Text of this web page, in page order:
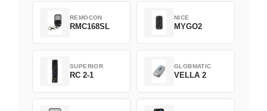
REMOCON
RMC168SL
NICE
MYGO2
SUPERIOR
RC 2-1
GLOBMATIC
VELLA 2